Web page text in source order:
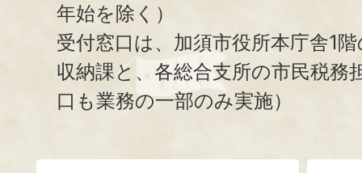
年始を除く）
受付窓口は、加須市役所本庁舎1
収納課と、 各総合支所の市民税務
口も業務の一部のみ実施）